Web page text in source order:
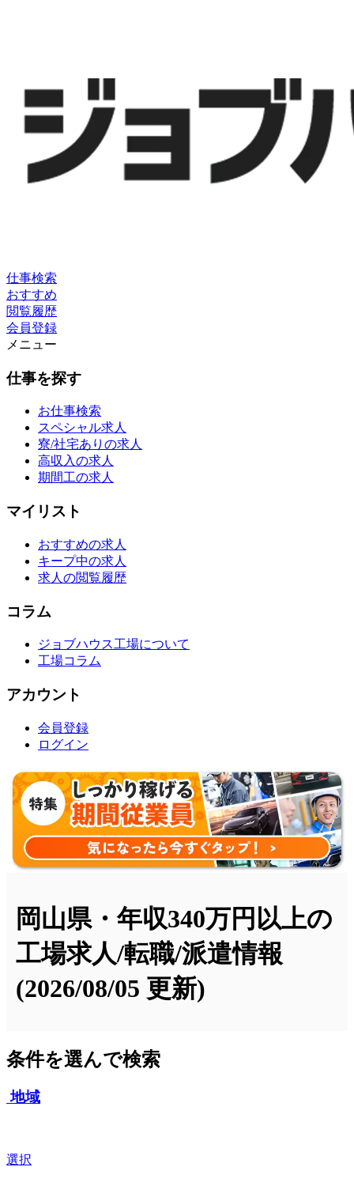
仕事検索
おすすめ
閲覧履歴
会員登録
メニュー
仕事を探す
お仕事検索
スペシャル求人
寮/社宅ありの求人
高収入の求人
期間工の求人
マイリスト
おすすめの求人
キープ中の求人
求人の閲覧履歴
コラム
ジョブハウス工場について
工場コラム
アカウント
会員登録
ログイン
岡山県・年収340万円以上の
工場求人/転職/派遣情報
(2026/08/05 更新)
条件を選んで検索
地域
選択